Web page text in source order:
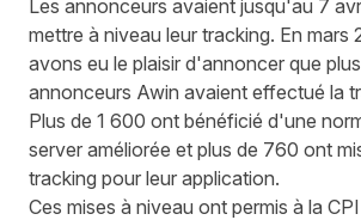
Les annonceurs avaient jusqu'au 7
mettre à niveau leur tracking. En mars
avons eu le plaisir d'annoncer que
annonceurs Awin avaient effectué la
Plus de 1 600 ont bénéficié d'une
server améliorée et plus de 760 ont
tracking pour leur application.
Ces mises à niveau ont permis à la